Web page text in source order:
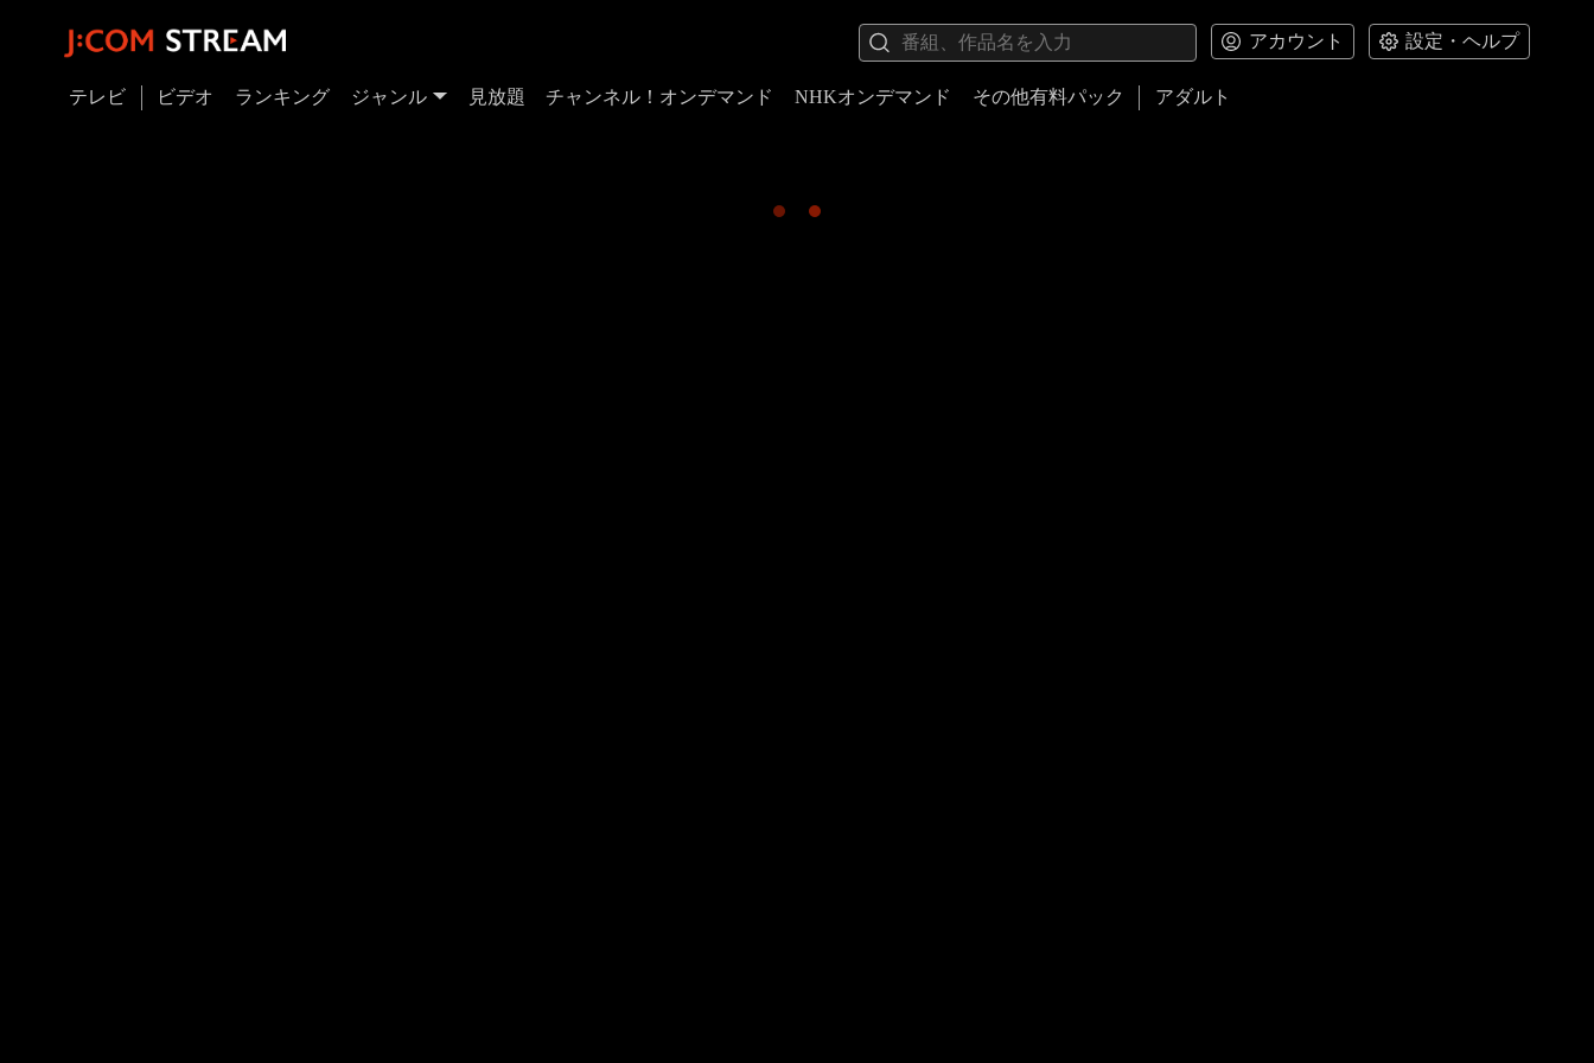
アカウント 設定・ヘルプ
テレビ ビデオ ランキング ジャンル 見放題 チャンネル！オンデマンド NHKオンデマンド その他有料パック アダルト